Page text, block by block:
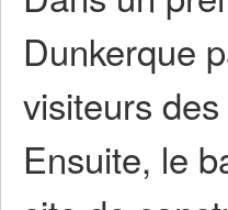
Dunkerque
visiteurs
Ensuite, le